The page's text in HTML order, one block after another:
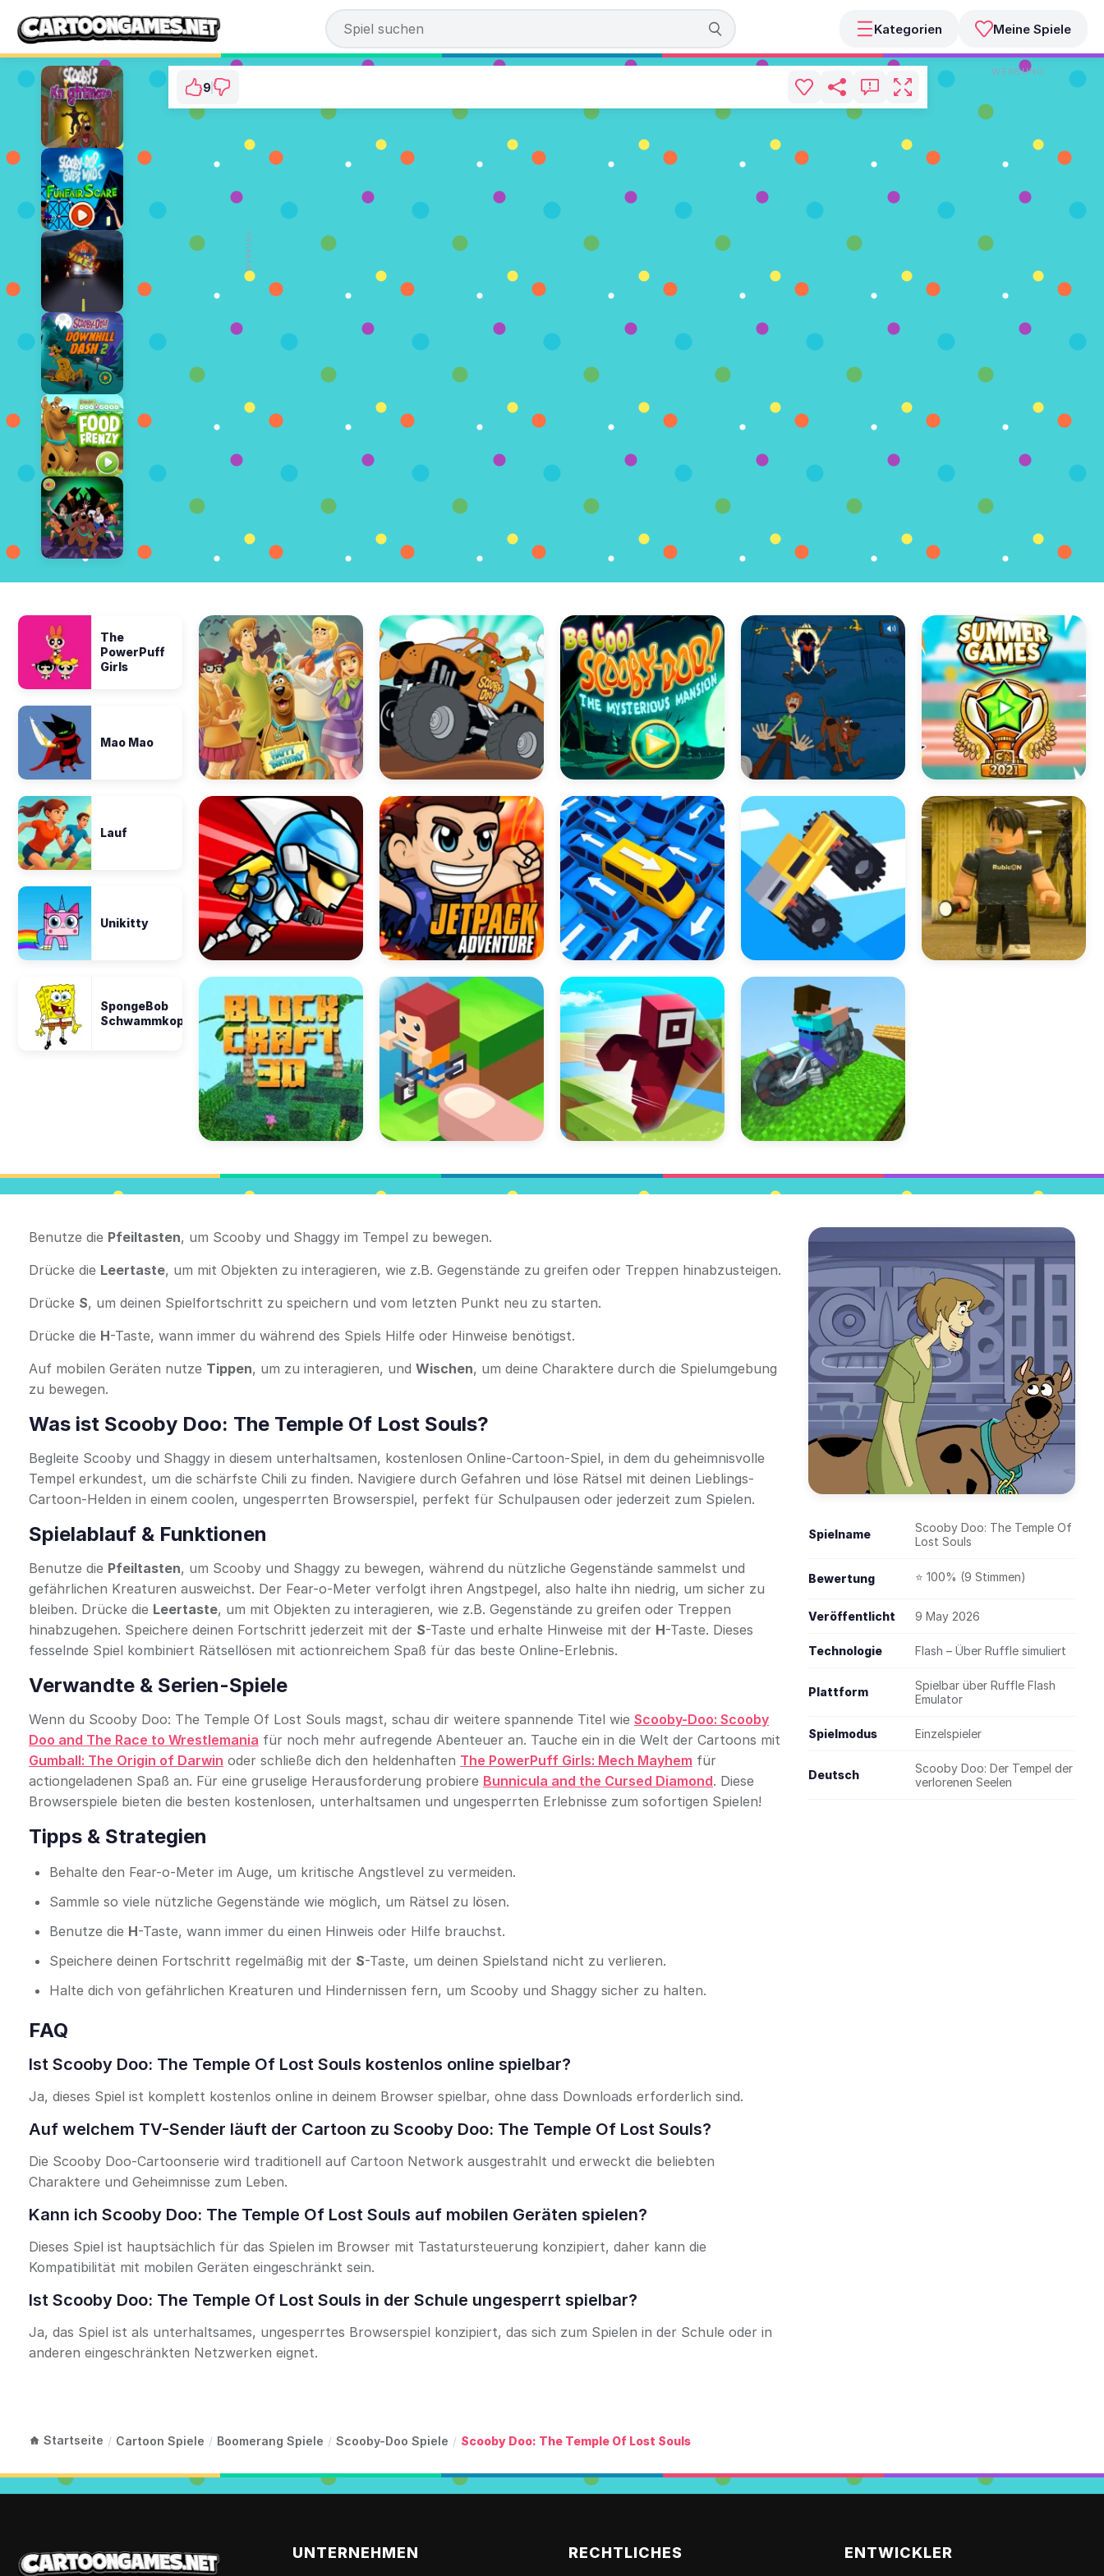
Kategorien Meine Spiele
⭐ 100% (9 Stimmen)
JETZT SPIELEN
9
WERBUNG
WERBUNG
The
PowerPuff
Girls
Mao Mao
Lauf
Unikitty
SpongeBob
Schwammkopf
Benutze die Pfeiltasten, um Scooby und Shaggy im Tempel zu bewegen.
Drücke die Leertaste, um mit Objekten zu interagieren, wie z.B. Gegenstände zu greifen oder Treppen hinabzusteigen.
Drücke S, um deinen Spielfortschritt zu speichern und vom letzten Punkt neu zu starten.
Drücke die H-Taste, wann immer du während des Spiels Hilfe oder Hinweise benötigst.
Auf mobilen Geräten nutze Tippen, um zu interagieren, und Wischen, um deine Charaktere durch die Spielumgebung
zu bewegen.
Was ist Scooby Doo: The Temple Of Lost Souls?
Begleite Scooby und Shaggy in diesem unterhaltsamen, kostenlosen Online-Cartoon-Spiel, in dem du geheimnisvolle
Tempel erkundest, um die schärfste Chili zu finden. Navigiere durch Gefahren und löse Rätsel mit deinen Lieblings-
Cartoon-Helden in einem coolen, ungesperrten Browserspiel, perfekt für Schulpausen oder jederzeit zum Spielen.
Spielablauf & Funktionen
Benutze die Pfeiltasten, um Scooby und Shaggy zu bewegen, während du nützliche Gegenstände sammelst und
gefährlichen Kreaturen ausweichst. Der Fear-o-Meter verfolgt ihren Angstpegel, also halte ihn niedrig, um sicher zu
bleiben. Drücke die Leertaste, um mit Objekten zu interagieren, wie z.B. Gegenstände zu greifen oder Treppen
hinabzugehen. Speichere deinen Fortschritt jederzeit mit der S-Taste und erhalte Hinweise mit der H-Taste. Dieses
fesselnde Spiel kombiniert Rätsellösen mit actionreichem Spaß für das beste Online-Erlebnis.
Verwandte & Serien-Spiele
Wenn du Scooby Doo: The Temple Of Lost Souls magst, schau dir weitere spannende Titel wie Scooby-Doo: Scooby
Doo and The Race to Wrestlemania für noch mehr aufregende Abenteuer an. Tauche ein in die Welt der Cartoons mit
Gumball: The Origin of Darwin oder schließe dich den heldenhaften The PowerPuff Girls: Mech Mayhem für
actiongeladenen Spaß an. Für eine gruselige Herausforderung probiere Bunnicula and the Cursed Diamond. Diese
Browserspiele bieten die besten kostenlosen, unterhaltsamen und ungesperrten Erlebnisse zum sofortigen Spielen!
Tipps & Strategien
Behalte den Fear-o-Meter im Auge, um kritische Angstlevel zu vermeiden.
Sammle so viele nützliche Gegenstände wie möglich, um Rätsel zu lösen.
Benutze die H-Taste, wann immer du einen Hinweis oder Hilfe brauchst.
Speichere deinen Fortschritt regelmäßig mit der S-Taste, um deinen Spielstand nicht zu verlieren.
Halte dich von gefährlichen Kreaturen und Hindernissen fern, um Scooby und Shaggy sicher zu halten.
FAQ
Ist Scooby Doo: The Temple Of Lost Souls kostenlos online spielbar?
Ja, dieses Spiel ist komplett kostenlos online in deinem Browser spielbar, ohne dass Downloads erforderlich sind.
Auf welchem TV-Sender läuft der Cartoon zu Scooby Doo: The Temple Of Lost Souls?
Die Scooby Doo-Cartoonserie wird traditionell auf Cartoon Network ausgestrahlt und erweckt die beliebten
Charaktere und Geheimnisse zum Leben.
Kann ich Scooby Doo: The Temple Of Lost Souls auf mobilen Geräten spielen?
Dieses Spiel ist hauptsächlich für das Spielen im Browser mit Tastatursteuerung konzipiert, daher kann die
Kompatibilität mit mobilen Geräten eingeschränkt sein.
Ist Scooby Doo: The Temple Of Lost Souls in der Schule ungesperrt spielbar?
Ja, das Spiel ist als unterhaltsames, ungesperrtes Browserspiel konzipiert, das sich zum Spielen in der Schule oder in
anderen eingeschränkten Netzwerken eignet.
Spielname
Scooby Doo: The Temple Of
Lost Souls
Bewertung ⭐ 100% (9 Stimmen)
Veröffentlicht 9 May 2026
Technologie Flash – Über Ruffle simuliert
Plattform
Spielbar über Ruffle Flash
Emulator
Spielmodus Einzelspieler
Deutsch
Scooby Doo: Der Tempel der
verlorenen Seelen
Startseite / Cartoon Spiele / Boomerang Spiele / Scooby-Doo Spiele / Scooby Doo: The Temple Of Lost Souls
UNTERNEHMEN RECHTLICHES ENTWICKLER